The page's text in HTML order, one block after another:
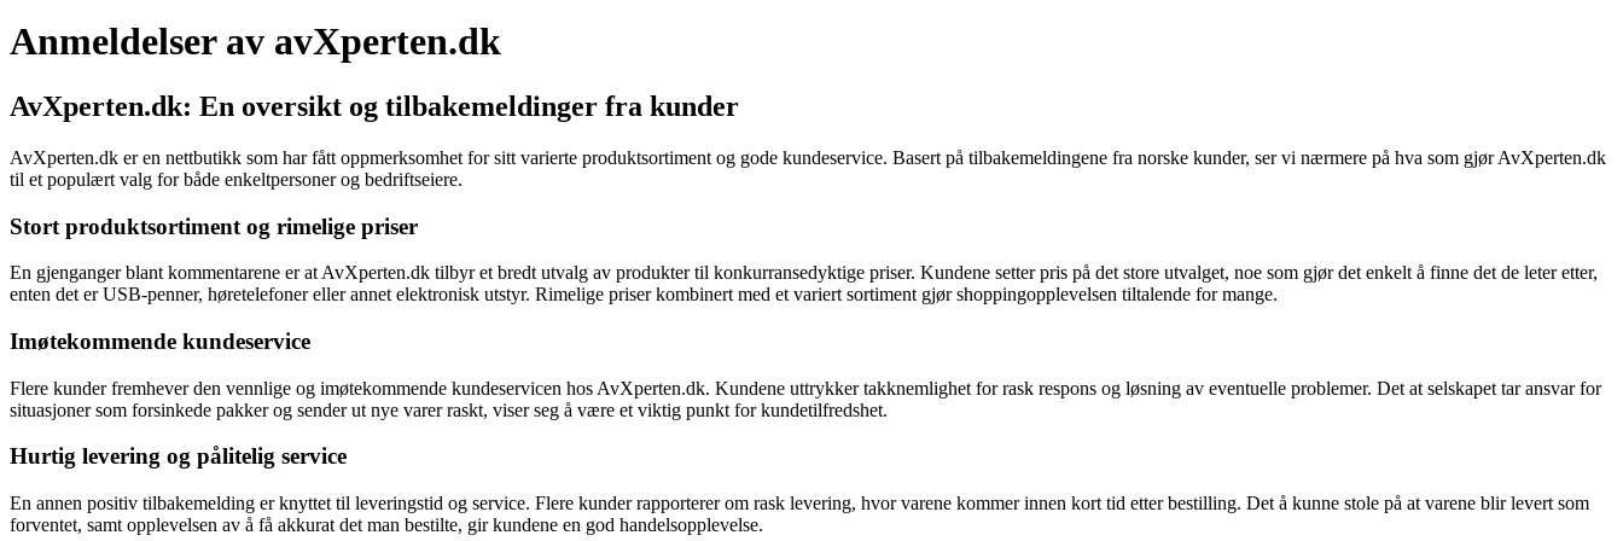
Anmeldelser av avXperten.dk
AvXperten.dk: En oversikt og tilbakemeldinger fra kunder
AvXperten.dk er en nettbutikk som har fått oppmerksomhet for sitt varierte produktsortiment og gode kundeservice. Basert på tilbakemeldingene fra norske kunder, ser vi nærmere på hva som gjør AvXperten.dk
til et populært valg for både enkeltpersoner og bedriftseiere.
Stort produktsortiment og rimelige priser
En gjenganger blant kommentarene er at AvXperten.dk tilbyr et bredt utvalg av produkter til konkurransedyktige priser. Kundene setter pris på det store utvalget, noe som gjør det enkelt å finne det de leter etter,
enten det er USB-penner, høretelefoner eller annet elektronisk utstyr. Rimelige priser kombinert med et variert sortiment gjør shoppingopplevelsen tiltalende for mange.
Imøtekommende kundeservice
Flere kunder fremhever den vennlige og imøtekommende kundeservicen hos AvXperten.dk. Kundene uttrykker takknemlighet for rask respons og løsning av eventuelle problemer. Det at selskapet tar ansvar for
situasjoner som forsinkede pakker og sender ut nye varer raskt, viser seg å være et viktig punkt for kundetilfredshet.
Hurtig levering og pålitelig service
En annen positiv tilbakemelding er knyttet til leveringstid og service. Flere kunder rapporterer om rask levering, hvor varene kommer innen kort tid etter bestilling. Det å kunne stole på at varene blir levert som
forventet, samt opplevelsen av å få akkurat det man bestilte, gir kundene en god handelsopplevelse.